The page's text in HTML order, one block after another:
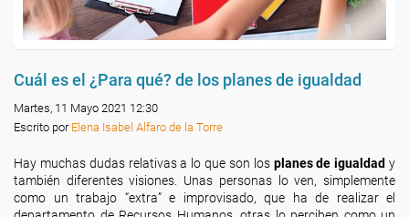
Cuál es el ¿Para qué? de los planes de igualdad
Martes, 11 Mayo 2021 12:30
Escrito por Elena Isabel Alfaro de la Torre
Hay muchas dudas relativas a lo que son los planes de igualdad y
también diferentes visiones. Unas personas lo ven, simplemente
como un trabajo “extra” e improvisado, que ha de realizar el